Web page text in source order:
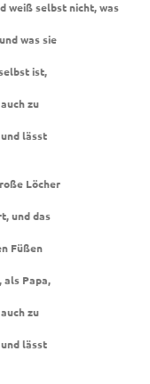
nicht, was
was sie
ist,
zu
lässt
Löcher
und das
Füßen
als Papa,
zu
lässt